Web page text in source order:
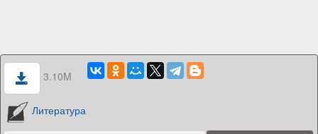
3.10M
Литература